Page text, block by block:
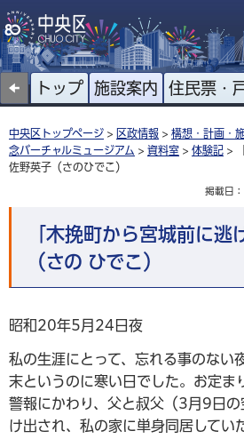
トップ 施設案内 住民票・
中央区トップページ > 区政情報 > 構想・計画・
念バーチャルミュージアム > 資料室 > 体験記 >
佐野英子（さのひでこ）
掲載日
「木挽町から宮城前に逃
（さの ひでこ）
昭和20年5月24日夜
私の生涯にとって、忘れる事のない
末というのに寒い日でした。お定ま
警報にかわり、父と叔父（3月9日
け出され、私の家に単身同居してい